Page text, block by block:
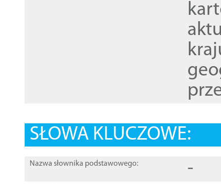
SŁOWA KLUCZOWE:
Nazwa słownika podstawowego: -